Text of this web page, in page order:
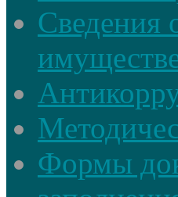
Сведения
Формы